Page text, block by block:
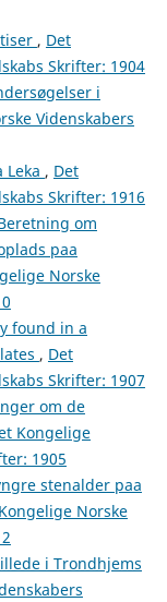
, Det
Skrifter: 1904
i
Videnskabers
Leka , Det
Skrifter: 1916
om
paa
Norske
found in a
, Det
Skrifter: 1907
om de
Kongelige
1905
stenalder paa
Norske
i Trondhjems